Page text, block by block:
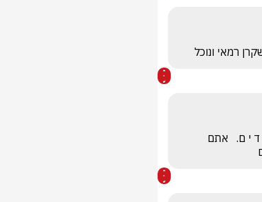
רמאי ונוכל